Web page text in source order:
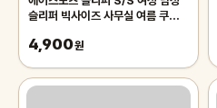
슬리퍼 빅사이즈 사무실 여름 쿠션
4,900원